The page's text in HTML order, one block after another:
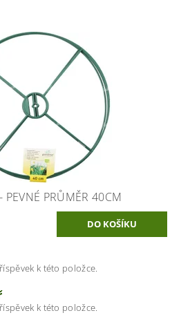
PEVNÉ PRŮMĚR 40CM
k této položce.
k této položce.